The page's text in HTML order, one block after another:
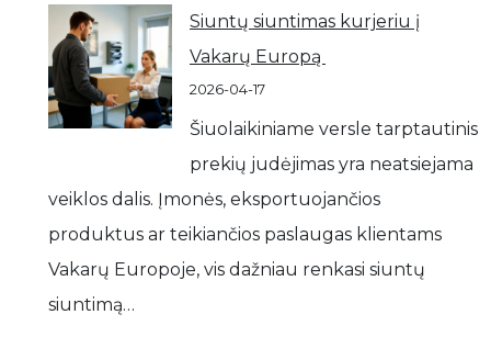
Siuntų siuntimas kurjeriu į
Vakarų Europą
2026-04-17
Šiuolaikiniame versle tarptautinis
prekių judėjimas yra neatsiejama
veiklos dalis. Įmonės, eksportuojančios
produktus ar teikiančios paslaugas klientams
Vakarų Europoje, vis dažniau renkasi siuntų
siuntimą…